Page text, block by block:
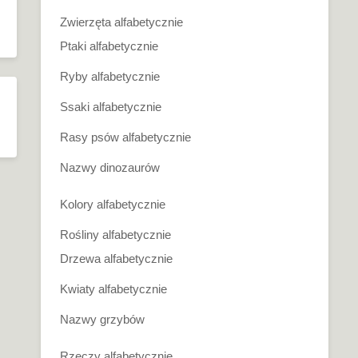
Zwierzęta alfabetycznie
Ptaki alfabetycznie
Ryby alfabetycznie
Ssaki alfabetycznie
Rasy psów alfabetycznie
Nazwy dinozaurów
Kolory alfabetycznie
Rośliny alfabetycznie
Drzewa alfabetycznie
Kwiaty alfabetycznie
Nazwy grzybów